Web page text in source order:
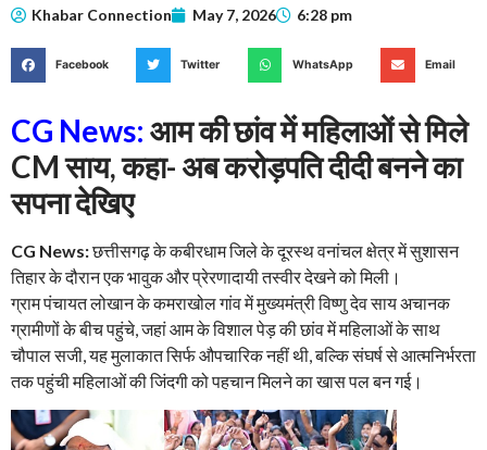
Khabar Connection May 7, 2026 6:28 pm
Facebook Twitter WhatsApp Email
CG News: आम की छांव में महिलाओं से मिले
CM साय, कहा- अब करोड़पति दीदी बनने का
सपना देखिए
CG News:छत्तीसगढ़ के कबीरधाम जिले के दूरस्थ वनांचल क्षेत्र में सुशासन
तिहार के दौरान एक भावुक और प्रेरणादायी तस्वीर देखने को मिली।
ग्राम पंचायत लोखान के कमराखोल गांव में मुख्यमंत्री विष्णु देव साय अचानक
ग्रामीणों के बीच पहुंचे, जहां आम के विशाल पेड़ की छांव में महिलाओं के साथ
चौपाल सजी, यह मुलाकात सिर्फ औपचारिक नहीं थी, बल्कि संघर्ष से आत्मनिर्भरता
तक पहुंची महिलाओं की जिंदगी को पहचान मिलने का खास पल बन गई।